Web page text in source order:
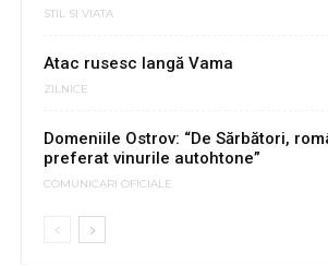
STIL SI VIATA
Atac rusesc langă Vama
ZILNICE
Domeniile Ostrov: “De Sărbători,
preferat vinurile autohtone”
COMUNICARI OFICIALE